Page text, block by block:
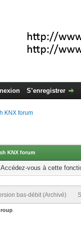
S’enregistrer
KNX forum
KNX forum
Accédez-vous à cette
bas-débit (Archivé)
.